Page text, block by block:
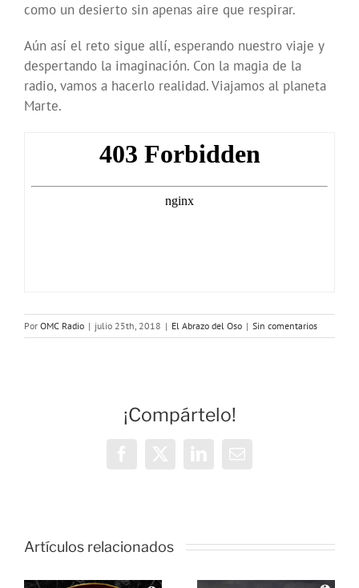
como un desierto sin apenas aire que respirar.
Aún así el reto sigue allí, esperando nuestro viaje y
despertando la imaginación. Con la magia de la
radio, vamos a hacerlo realidad. Viajamos al planeta
Marte.
Por OMC Radio | julio 25th, 2018 | El Abrazo del Oso | Sin comentarios
¡Compártelo!
Artículos relacionados